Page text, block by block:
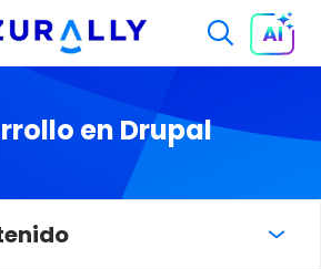
en Drupal